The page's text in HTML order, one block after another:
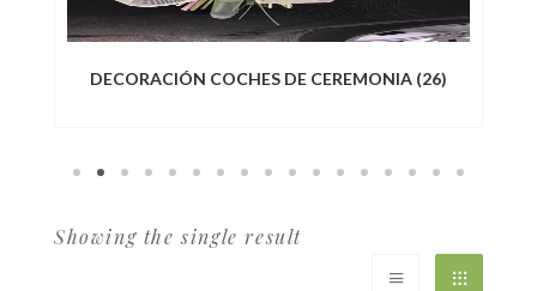
DECORACIÓN COCHES DE CEREMONIA (26)
Showing the single result